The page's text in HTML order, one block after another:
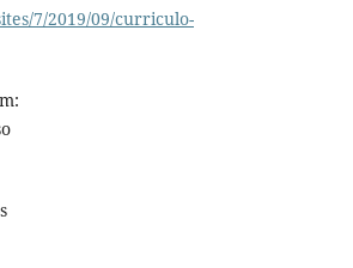
7/2019/09/curriculo-